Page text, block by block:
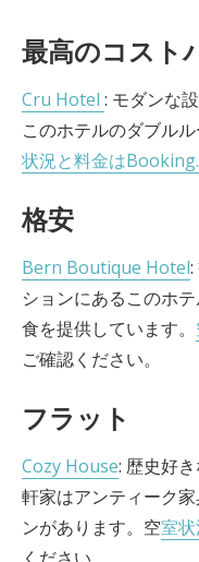
最高のコスト
Cru Hotel : モダンな
このホテルのダブル
状況と料金はBooking.
格安
Bern Boutique Hotel:
ションにあるこのホ
食を提供しています。
ご確認ください。
フラット
Cozy House: 歴史好
軒家はアンティーク
ンがあります。空室